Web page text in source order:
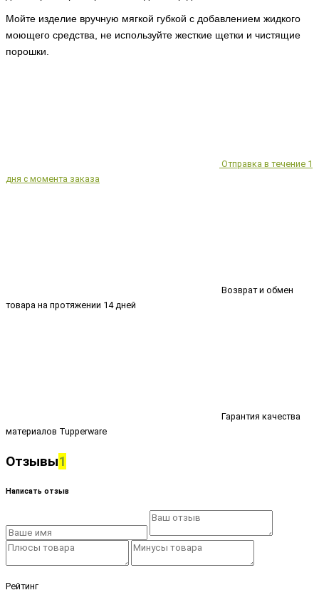
Мойте изделие вручную мягкой губкой с добавлением жидкого
моющего средства, не используйте жесткие щетки и чистящие
порошки.
Отправка в течение 1
дня с момента заказа
Возврат и обмен
товара на протяжении 14 дней
Гарантия качества
материалов Tupperware
Отзывы1
Написать отзыв
Рейтинг